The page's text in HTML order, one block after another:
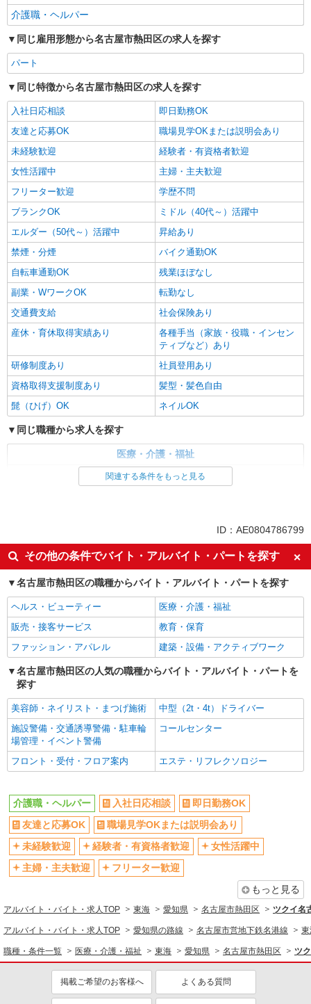
介護職・ヘルパー
同じ雇用形態から名古屋市熱田区の求人を探す
パート
同じ特徴から名古屋市熱田区の求人を探す
入社日応相談
即日勤務OK
友達と応募OK
職場見学OKまたは説明会あり
未経験歓迎
経験者・有資格者歓迎
女性活躍中
主婦・主夫歓迎
フリーター歓迎
学歴不問
ブランクOK
ミドル（40代～）活躍中
エルダー（50代～）活躍中
昇給あり
禁煙・分煙
バイク通勤OK
自転車通勤OK
残業ほぼなし
副業・WワークOK
転勤なし
交通費支給
社会保険あり
産休・育休取得実績あり
各種手当（家族・役職・インセン
ティブなど）あり
研修制度あり
社員登用あり
資格取得支援制度あり
髪型・髪色自由
髭（ひげ）OK
ネイルOK
同じ職種から求人を探す
医療・介護・福祉
副業・WワークOK
交通費支給
社会保険あり
産休・育休取得実績あり
社員登用あり
関連する条件をもっと見る
ID：AE0804786799
その他の条件でバイト・アルバイト・パートを探す
名古屋市熱田区の職種からバイト・アルバイト・パートを探す
ヘルス・ビューティー
医療・介護・福祉
販売・接客サービス
教育・保育
ファッション・アパレル
建築・設備・アクティブワーク
名古屋市熱田区の人気の職種からバイト・アルバイト・パートを
探す
美容師・ネイリスト・まつげ施術
中型（2t・4t）ドライバー
施設警備・交通誘導警備・駐車輪
場管理・イベント警備
コールセンター
フロント・受付・フロア案内 エステ・リフレクソロジー
介護職・ヘルパー 入社日応相談
即日勤務OK
友達と応募OK
職場見学OKまたは説明会あり
未経験歓迎
経験者・有資格者歓迎
女性活躍中
主婦・主夫歓迎
フリーター歓迎
もっと見る
アルバイト・バイト・求人TOP 東海 愛知県 名古屋市熱田区 ツクイ名
アルバイト・バイト・求人TOP 愛知県の路線 名古屋市営地下鉄名港線
職種・条件一覧 医療・介護・福祉 東海 愛知県 名古屋市熱田区 ツ
掲載ご希望のお客様へ よくある質問